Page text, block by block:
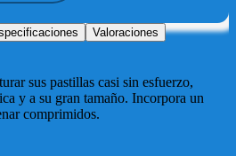
Valoraciones
sus pastillas casi sin esfuerzo,
y a su gran tamaño. Incorpora un
comprimidos.